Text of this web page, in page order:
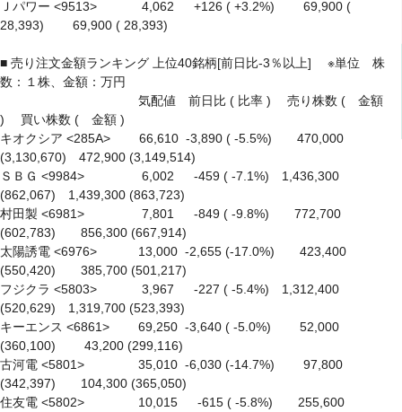
Ｊパワー <9513> 　　　 4,062 　 +126 ( +3.2%)　　 69,900 (
28,393)　　 69,900 ( 28,393)
■ 売り注文金額ランキング 上位40銘柄[前日比-3％以上]　 ※単位　株
数：１株、金額：万円
気配値　前日比 ( 比率 )　 売り株数 (　金額
)　 買い株数 (　金額 )
キオクシア <285A> 　　66,610  -3,890 ( -5.5%)　　470,000
(3,130,670)　472,900 (3,149,514)
ＳＢＧ <9984> 　　　　 6,002 　 -459 ( -7.1%)　1,436,300
(862,067)　1,439,300 (863,723)
村田製 <6981> 　　　　 7,801 　 -849 ( -9.8%)　　772,700
(602,783)　　856,300 (667,914)
太陽誘電 <6976> 　　　13,000  -2,655 (-17.0%)　　423,400
(550,420)　　385,700 (501,217)
フジクラ <5803> 　　　 3,967 　 -227 ( -5.4%)　1,312,400
(520,629)　1,319,700 (523,393)
キーエンス <6861> 　　69,250  -3,640 ( -5.0%)　　 52,000
(360,100)　　 43,200 (299,116)
古河電 <5801> 　　　　35,010  -6,030 (-14.7%)　　 97,800
(342,397)　　104,300 (365,050)
住友電 <5802> 　　　　10,015 　 -615 ( -5.8%)　　255,600